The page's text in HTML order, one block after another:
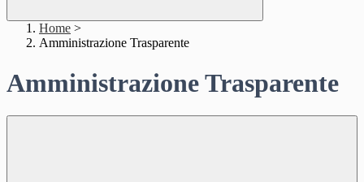
Home >
Amministrazione Trasparente
Amministrazione Trasparente